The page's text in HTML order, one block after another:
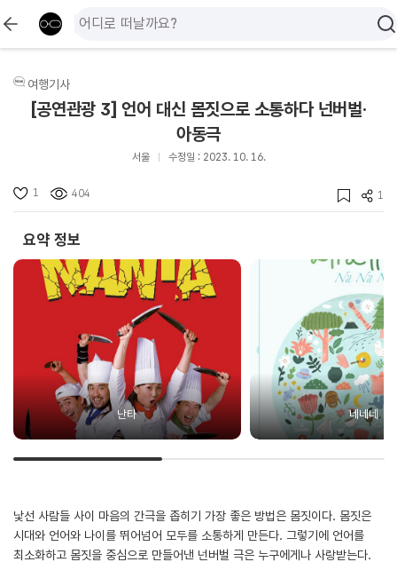
여행기사
[공연관광 3] 언어 대신 몸짓으로 소통하다 넌버벌·
아동극
서울 수정일 : 2023. 10. 16.
1 404 1
요약 정보
난타 네네네
낯선 사람들 사이 마음의 간극을 좁히기 가장 좋은 방법은 몸짓이다. 몸짓은
시대와 언어와 나이를 뛰어넘어 모두를 소통하게 만든다. 그렇기에 언어를
최소화하고 몸짓을 중심으로 만들어낸 넌버벌 극은 누구에게나 사랑받는다.